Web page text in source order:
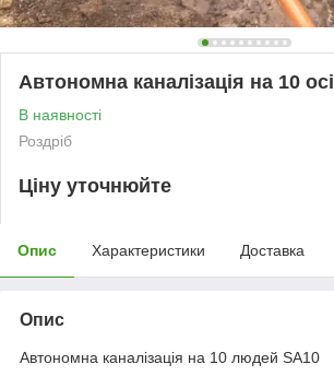
Автономна каналізація на 10
В наявності
Роздріб
Ціну уточнюйте
Опис Характеристики Доставка
Опис
Автономна каналізація на 10 людей SA10